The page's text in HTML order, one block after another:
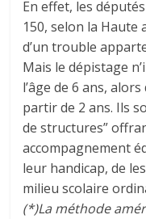
En effet, les
150, selon la
d’un trouble
Mais le dépistage
l’âge de 6 ans,
partir de 2 ans. Ils
de structures”
accompagnement
leur handicap, de
milieu scolaire
(*)La méthode